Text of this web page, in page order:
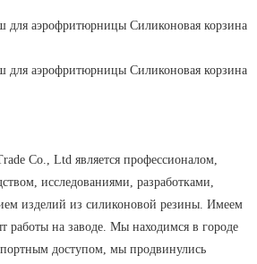
Co., Ltd является профессионалом,
исследованиями, разработками,
изделий из силиконовой резины. Имеем
работы на заводе. Мы находимся в городе
доступом, мы продвинулись